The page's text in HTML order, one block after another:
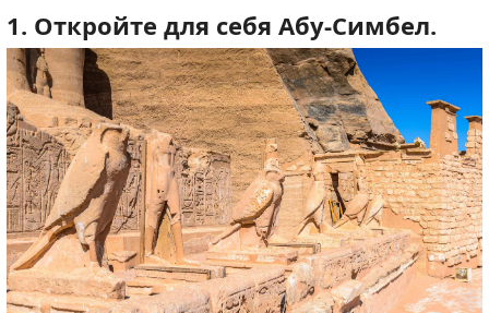
1. Откройте для себя Абу-Симбел.